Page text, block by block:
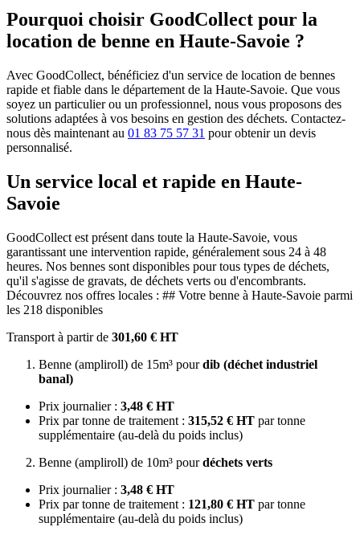
Pourquoi choisir GoodCollect pour la
location de benne en Haute-Savoie ?
Avec GoodCollect, bénéficiez d'un service de location de bennes
rapide et fiable dans le département de la Haute-Savoie. Que vous
soyez un particulier ou un professionnel, nous vous proposons des
solutions adaptées à vos besoins en gestion des déchets. Contactez-
nous dès maintenant au 01 83 75 57 31 pour obtenir un devis
personnalisé.
Un service local et rapide en Haute-
Savoie
GoodCollect est présent dans toute la Haute-Savoie, vous
garantissant une intervention rapide, généralement sous 24 à 48
heures. Nos bennes sont disponibles pour tous types de déchets,
qu'il s'agisse de gravats, de déchets verts ou d'encombrants.
Découvrez nos offres locales : ## Votre benne à Haute-Savoie parmi
les 218 disponibles
Transport à partir de 301,60 € HT
Benne (ampliroll) de 15m³ pourdib (déchet industriel
banal)
Prix journalier : 3,48 € HT
Prix par tonne de traitement : 315,52 € HT par tonne
supplémentaire (au-delà du poids inclus)
Benne (ampliroll) de 10m³ pourdéchets verts
Prix journalier : 3,48 € HT
Prix par tonne de traitement : 121,80 € HT par tonne
supplémentaire (au-delà du poids inclus)